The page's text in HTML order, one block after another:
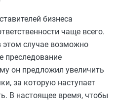
бизнеса
чаще всего.
этом случае возможно
преследование
он предложил увеличить
за которую наступает
В настоящее время, чтобы